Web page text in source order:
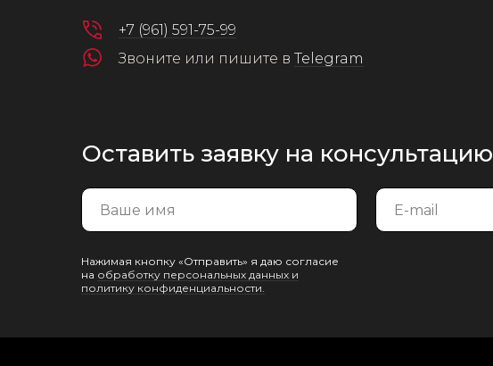
Оставить заявку на консультацию
+7 (961) 591-75-99
Звоните или пишите в Telegram
Нажимая кнопку «Отправить» я даю согласие
на обработку персональных данных и
политику конфиденциальности.